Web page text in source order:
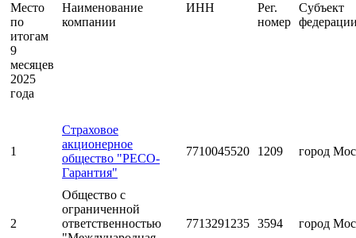
Место
по
итогам
9
месяцев
2025
года
Наименование
компании
ИНН
Рег.
номер
Субъект
1
Страховое
акционерное
общество "РЕСО-
Гарантия"
7710045520 1209 город
2
Общество с
ограниченной
ответственностью
7713291235 3594 город